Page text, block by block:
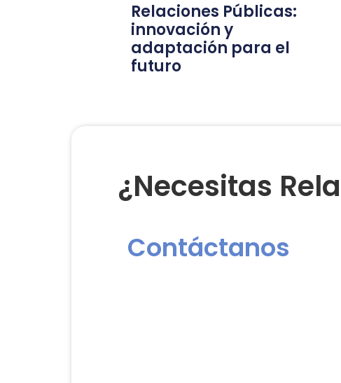
Relaciones Públicas:
innovación y
adaptación para el
futuro
¿Necesitas
Contáctanos